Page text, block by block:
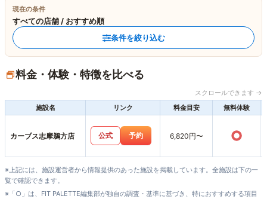
現在の条件
すべての店舗 / おすすめ順
条件を絞り込む
料金・体験・特徴を比べる
スクロールできます →
施設名
リンク 料金目安 無料体験
カーブス志摩鵜方店 公式 予約 6,820円〜 ○
※上記には、施設運営者から情報提供のあった施設を掲載しています。全施設は下の一
覧で確認できます。
※「○」は、FIT PALETTE編集部が独自の調査・基準に基づき、特におすすめする項目